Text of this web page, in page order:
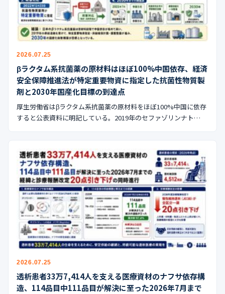
2026.07.25
βラクタム系抗菌薬の原材料はほぼ100%中国依存、経済
安全保障推進法が特定重要物資に指定した抗菌性物質製
剤と2030年国産化目標の到達点
厚生労働省はβラクタム系抗菌薬の原材料をほぼ100%中国に依存
すると公表資料に明記している。2019年のセファゾリンナト…
2026.07.25
透析患者33万7,414人を支える医療資材のナフサ依存構
造、114品目中111品目が解決に至った2026年7月まで